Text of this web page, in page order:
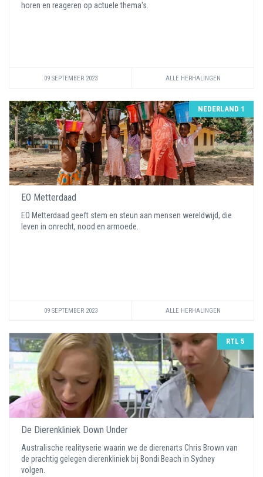
horen en reageren op actuele thema's.
09 SEPTEMBER 2023 ALLE HERHALINGEN
NEDERLAND 1
EO Metterdaad
EO Metterdaad geeft stem en steun aan mensen wereldwijd, die
leven in onrecht, nood en armoede.
09 SEPTEMBER 2023 ALLE HERHALINGEN
RTL 5
De Dierenkliniek Down Under
Australische realityserie waarin we de dierenarts Chris Brown van
de prachtig gelegen dierenkliniek bij Bondi Beach in Sydney
volgen.